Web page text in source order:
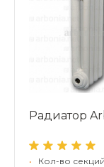
Радиатор
•
Кол-во